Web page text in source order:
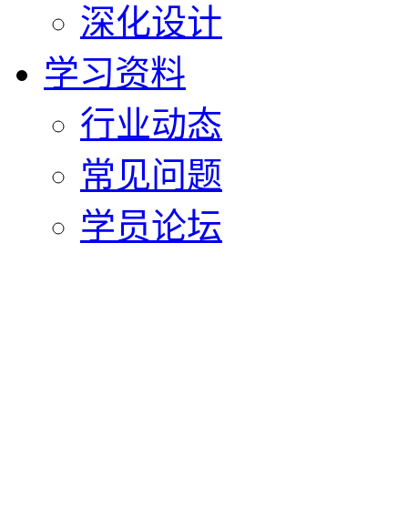
深化设计
学习资料
行业动态
常见问题
学员论坛